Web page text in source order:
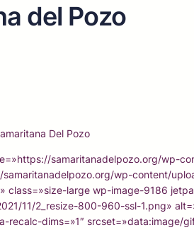
del Pozo
Del Pozo
samaritanadelpozo.org/wp-
wp-content/
class=»size-large wp-image-9186
11/2_resize-800-960-ssl-1.png»
recalc-dims=»1″ srcset=»data:image/